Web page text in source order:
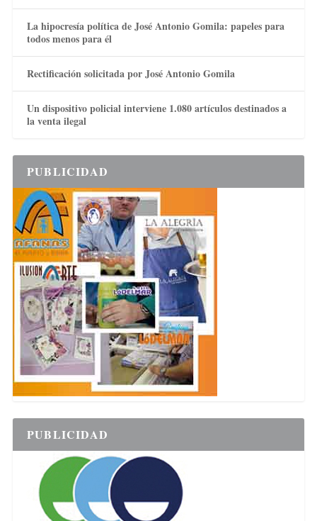
La hipocresía política de José Antonio Gomila: papeles para
todos menos para él
Rectificación solicitada por José Antonio Gomila
Un dispositivo policial interviene 1.080 artículos destinados a
la venta ilegal
PUBLICIDAD
PUBLICIDAD